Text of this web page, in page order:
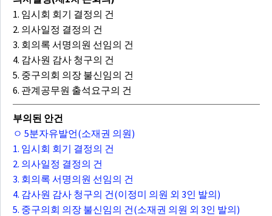
1. 임시회 회기 결정의 건
2. 의사일정 결정의 건
3. 회의록 서명의원 선임의 건
4. 감사원 감사 청구의 건
5. 중구의회 의장 불신임의 건
6. 관계공무원 출석요구의 건
부의된 안건
ㅇ 5분자유발언(소재권 의원)
1. 임시회 회기 결정의 건
2. 의사일정 결정의 건
3. 회의록 서명의원 선임의 건
4. 감사원 감사 청구의 건(이정미 의원 외 3인 발의)
5. 중구의회 의장 불신임의 건(소재권 의원 외 3인 발의)